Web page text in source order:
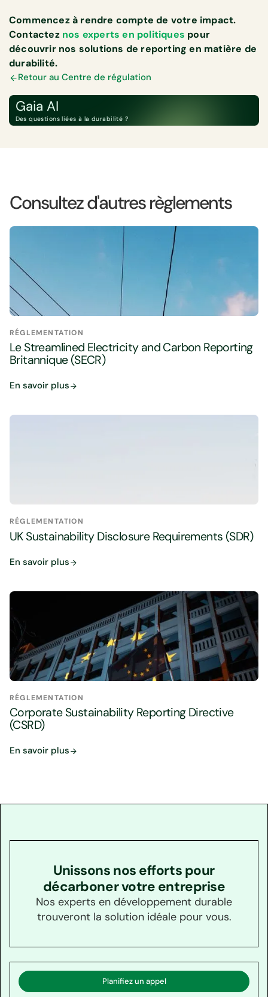
Retour au Centre de régulation
Gaia AI
Des questions liées à la durabilité ?
Commencez à rendre compte de votre impact.
Contacteznos experts en politiques pour
découvrir nos solutions de reporting en matière de
durabilité.
Consultez d'autres règlements
RÉGLEMENTATION
Le Streamlined Electricity and Carbon Reporting
Britannique (SECR)
En savoir plus
RÉGLEMENTATION
UK Sustainability Disclosure Requirements (SDR)
En savoir plus
RÉGLEMENTATION
Corporate Sustainability Reporting Directive
(CSRD)
En savoir plus
Unissons nos efforts pour
décarboner votre entreprise
Nos experts en développement durable
trouveront la solution idéale pour vous.
Planifiez un appel